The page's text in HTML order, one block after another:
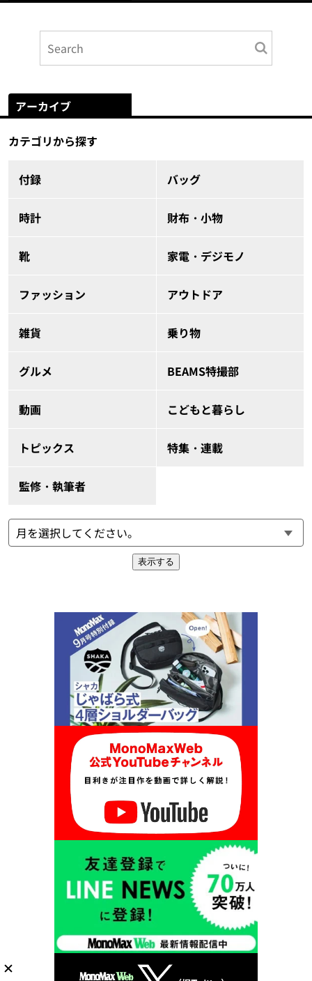
アーカイブ
カテゴリから探す
付録 バッグ
時計 財布・小物
靴 家電・デジモノ
ファッション アウトドア
雑貨 乗り物
グルメ BEAMS特撮部
動画 こどもと暮らし
トピックス 特集・連載
監修・執筆者
表示する